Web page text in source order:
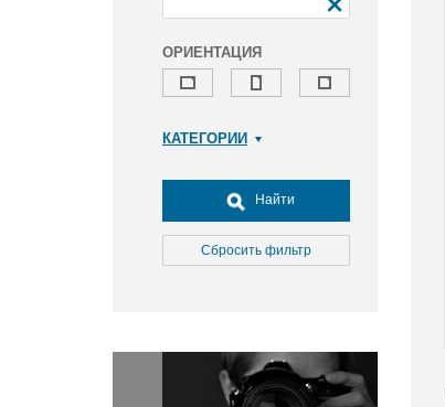
ОРИЕНТАЦИЯ
КАТЕГОРИИ
Досуг, туризм и отдых
Культура
Медицина
Окружающая среда
Политика
Найти
Сбросить фильтр